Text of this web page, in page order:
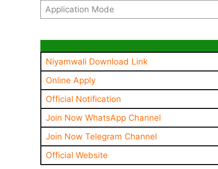
Application Mode
Niyamwali Download Link
Online Apply
Official Notification
Join Now WhatsApp Channel
Join Now Telegram Channel
Official Website